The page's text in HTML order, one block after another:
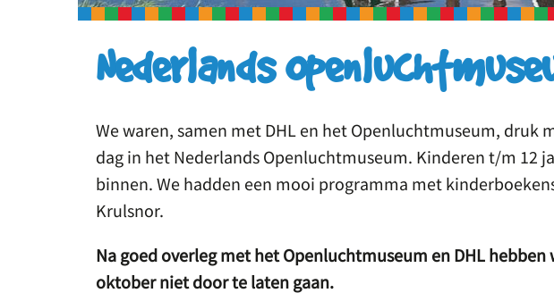
Nederlands
We waren, samen met DHL en het Openluchtmuseum, druk
dag in het Nederlands Openluchtmuseum. Kinderen t/m 12
binnen. We hadden een mooi programma met
Krulsnor.
Na goed overleg met het Openluchtmuseum en DHL
oktober niet door te laten gaan.